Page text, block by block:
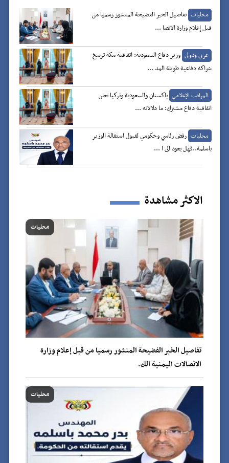
محليات تفاصيل الخبر الفضيحة المنشور رسميا من
قبل إعلام وزارة الاتصا ...
عربي ودولي وزير دفاع السعودية: اتفاقية مكة ترسخ
شراكة دفاعية طويلة المد ...
المراقب الإعلامي باكستان والسعودية وتركيا تعلن
اتفاقية دفاع مشترك: ما دلالاته ...
محليات رفض رئاسي وحكومي لقبول استقالة الوزير
باسلمة..فهل يعود الى ا ...
الاكثر مشاهدة
محليات
تفاصيل الخبر الفضيحة المنشور رسميا من قبل إعلام وزارة
الاتصالات اليمنية الك.
محليات